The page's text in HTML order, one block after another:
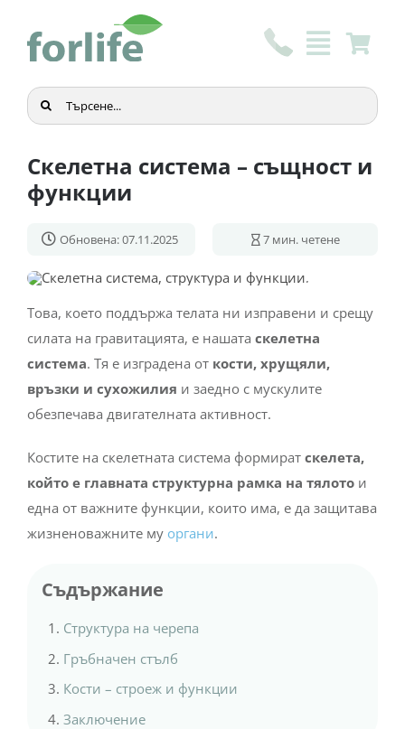
content
Търсене
...
Скелетна система – същност и
функции
Обновена: 07.11.2025 7 мин. четене
Това, което поддържа телата ни изправени и срещу
силата на гравитацията, е нашата скелетна
система. Тя е изградена от кости, хрущяли,
връзки и сухожилия и заедно с мускулите
обезпечава двигателната активност.
Костите на скелетната система формират скелета,
който е главната структурна рамка на тялотои
една от важните функции, които има, е да защитава
жизненоважните му органи.
Съдържание
Структура на черепа
Гръбначен стълб
Кости – строеж и функции
Заключение